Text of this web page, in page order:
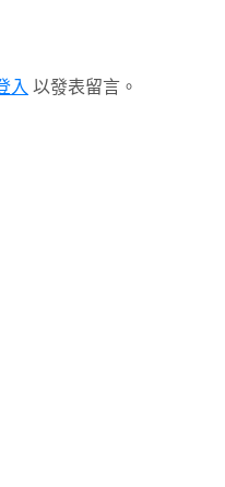
入 以發表留言。